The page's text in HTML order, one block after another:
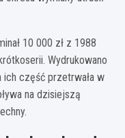
10 000 zł z 1988
Wydrukowano
część przetrwała w
na dzisiejszą